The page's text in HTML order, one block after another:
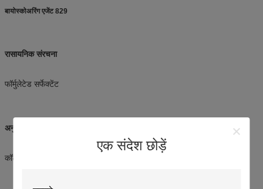
एक संदेश छोड़ें
बायोस्कोअरिंग एजेंट 829
रासायनिक संरचना
फॉर्मुलेटेड सर्फेक्टेंट
अनुप्रयोग का क्षेत्र
कॉटन यार्न और बुने हुए कपड़े की सेमी-ब्लीचिंग प्रक्रिया पर लागू